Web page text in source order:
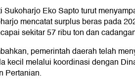
Sukoharjo Eko Sapto turut
mencatat surplus beras pada
sekitar 57 ribu ton dan
pemerintah daerah telah
kecil melalui koordinasi dengan
Pertanian.